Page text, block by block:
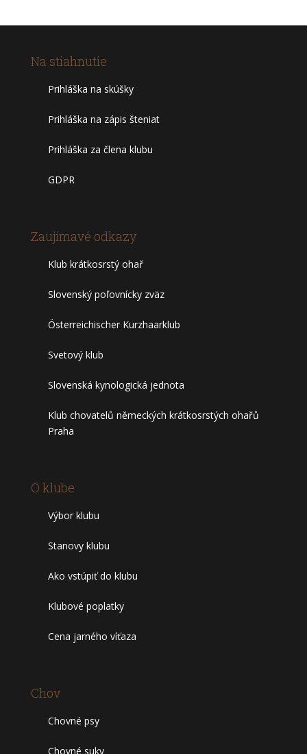
Na stiahnutie
Prihláška na skúšky
Prihláška na zápis šteniat
Prihláška za člena klubu
GDPR
Zaujímavé odkazy
Klub krátkosrstý ohař
Slovenský poľovnícky zväz
Österreichischer Kurzhaarklub
Svetový klub
Slovenská kynologická jednota
Klub chovatelů německých krátkosrstých ohařů
Praha
O klube
Výbor klubu
Stanovy klubu
Ako vstúpiť do klubu
Klubové poplatky
Cena jarného víťaza
Chov
Chovné psy
Chovné suky